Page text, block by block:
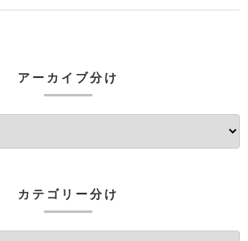
アーカイブ分け
カテゴリー分け